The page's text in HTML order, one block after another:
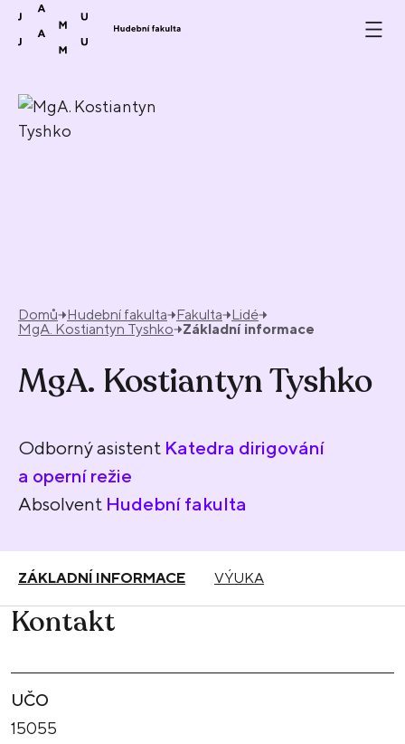
Přeskočit na obsah
Domů Hudební fakulta Fakulta
Lidé
MgA. Kostiantyn Tyshko
Základní informace
MgA. Kostiantyn Tyshko
Odborný asistent Katedra dirigování
a operní režie
Absolvent Hudební fakulta
ZÁKLADNÍ INFORMACE VÝUKA
Kontakt
UČO
15055